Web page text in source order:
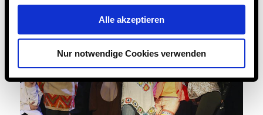
Alle akzeptieren
Nur notwendige Cookies verwenden